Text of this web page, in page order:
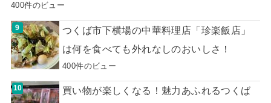
400件のビュー
つくば市下横場の中華料理店「珍楽飯店」
は何を食べても外れなしのおいしさ！
400件のビュー
買い物が楽しくなる！魅力あふれるつくば